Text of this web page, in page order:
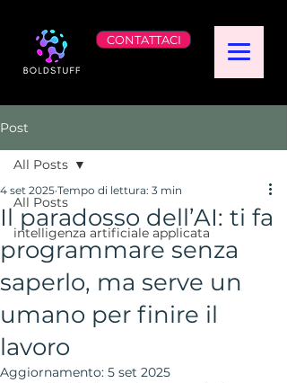
CONTATTACI
Post
All Posts
intelligenza artificiale applicata
All Posts
Il paradosso dell’AI: ti fa
programmare senza
saperlo, ma serve un
umano per finire il
lavoro
4 set 2025 Tempo di lettura: 3 min
Aggiornamento: 5 set 2025